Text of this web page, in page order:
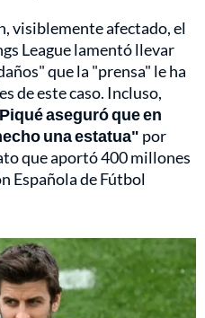
visiblemente afectado, el
League lamentó llevar
que la "prensa" le ha
de este caso. Incluso,
Piqué aseguró que en
una estatua" por
que aportó 400 millones
Española de Fútbol